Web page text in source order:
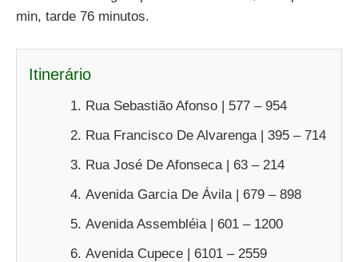
min, tarde 76 minutos.
Itinerário
Rua Sebastião Afonso | 577 – 954
Rua Francisco De Alvarenga | 395 – 714
Rua José De Afonseca | 63 – 214
Avenida Garcia De Ávila | 679 – 898
Avenida Assembléia | 601 – 1200
Avenida Cupece | 6101 – 2559